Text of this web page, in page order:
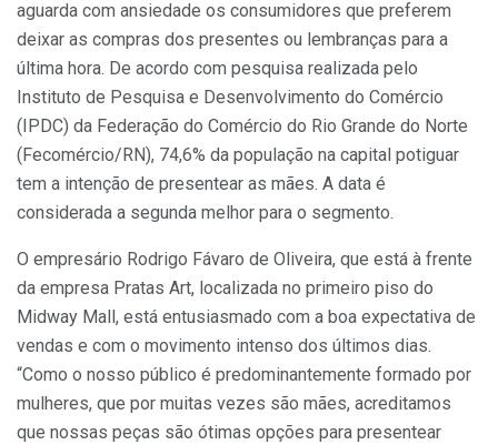
aguarda com ansiedade os consumidores que preferem
deixar as compras dos presentes ou lembranças para a
última hora. De acordo com pesquisa realizada pelo
Instituto de Pesquisa e Desenvolvimento do Comércio
(IPDC) da Federação do Comércio do Rio Grande do Norte
(Fecomércio/RN), 74,6% da população na capital potiguar
tem a intenção de presentear as mães. A data é
considerada a segunda melhor para o segmento.
O empresário Rodrigo Fávaro de Oliveira, que está à frente
da empresa Pratas Art, localizada no primeiro piso do
Midway Mall, está entusiasmado com a boa expectativa de
vendas e com o movimento intenso dos últimos dias.
“Como o nosso público é predominantemente formado por
mulheres, que por muitas vezes são mães, acreditamos
que nossas peças são ótimas opções para presentear